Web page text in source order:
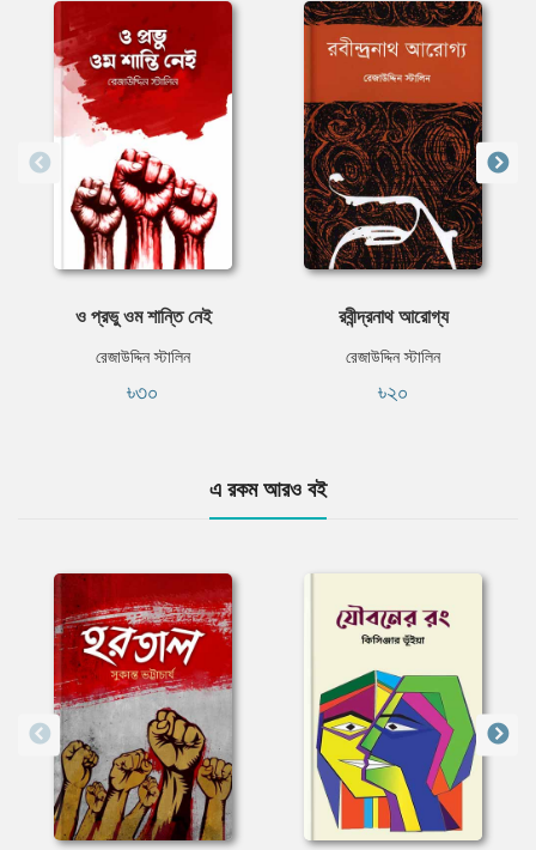
ও প্রভু ওম শান্তি নেই
রেজাউদ্দিন স্টালিন
৳৩০
রবীন্দ্রনাথ আরোগ্য
রেজাউদ্দিন স্টালিন
৳২০
এ রকম আরও বই